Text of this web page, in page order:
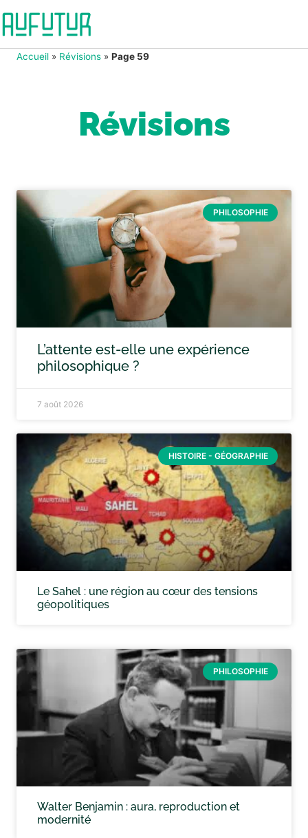
Accueil » Révisions » Page 59
Révisions
PHILOSOPHIE
L’attente est-elle une expérience
philosophique ?
7 août 2026
HISTOIRE - GÉOGRAPHIE
Le Sahel : une région au cœur des tensions
géopolitiques
PHILOSOPHIE
Walter Benjamin : aura, reproduction et
modernité